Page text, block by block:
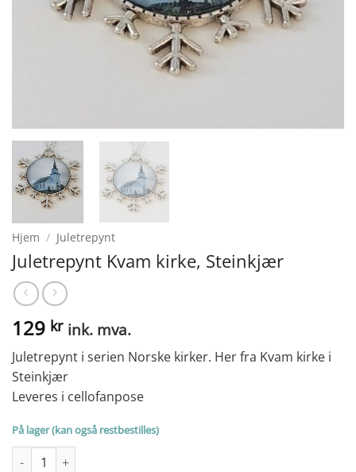
Hjem / Juletrepynt
Juletrepynt Kvam kirke, Steinkjær
129 kr ink. mva.
Juletrepynt i serien Norske kirker. Her fra Kvam kirke i
Steinkjær
Leveres i cellofanpose
På lager (kan også restbestilles)
Juletrepynt Kvam kirke, Steinkjær antall